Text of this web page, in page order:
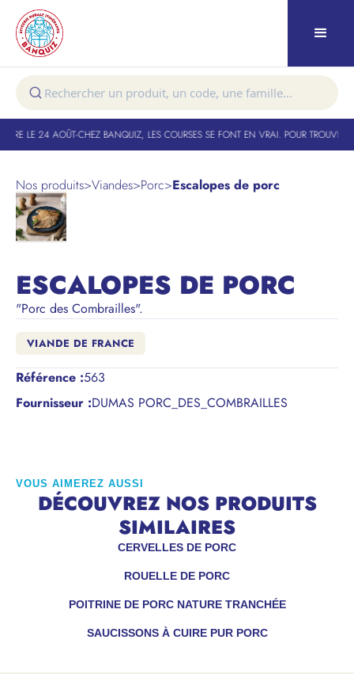
LE 24 AOÛT-CHEZ BANQUIZ, LES COURSES SE FONT EN VRAI. POUR TROUVER
Nos produits>Viandes>Porc>Escalopes de porc
ESCALOPES DE PORC
"Porc des Combrailles".
VIANDE DE FRANCE
Référence :563
Fournisseur :DUMAS PORC_DES_COMBRAILLES
VOUS AIMEREZ AUSSI
DÉCOUVREZ NOS PRODUITS
SIMILAIRES
CERVELLES DE PORC
ROUELLE DE PORC
POITRINE DE PORC NATURE TRANCHÉE
SAUCISSONS À CUIRE PUR PORC